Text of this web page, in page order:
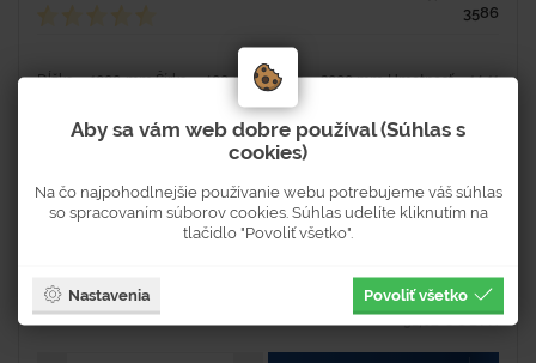
3586
Dĺžka - 1000 mm Šírka - 400 mm Výška - 2000 mm Hmotnosť - 14,11
nutná montáž Počet poschodí -...
Na objednávku
Dostupnosť 2-4 týždne
74 €
91,02 € s DPH
Aby sa vám web dobre používal (Súhlas s
cookies)
Na čo najpohodlnejšie používanie webu potrebujeme váš súhlas
so spracovaním súborov cookies. Súhlas udelíte kliknutím na
tlačidlo "Povoliť všetko".
Nastavenia Povoliť všetko